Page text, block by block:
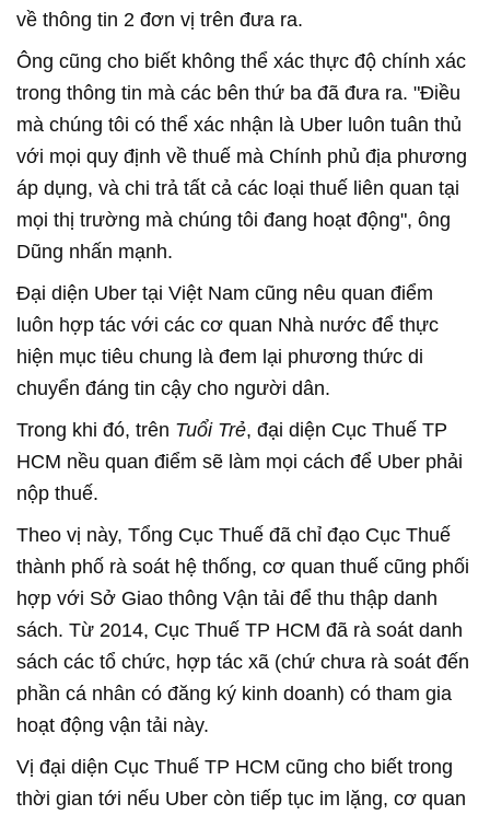
về thông tin 2 đơn vị trên đưa ra.
Ông cũng cho biết không thể xác thực độ chính xác
trong thông tin mà các bên thứ ba đã đưa ra. "Điều
mà chúng tôi có thể xác nhận là Uber luôn tuân thủ
với mọi quy định về thuế mà Chính phủ địa phương
áp dụng, và chi trả tất cả các loại thuế liên quan tại
mọi thị trường mà chúng tôi đang hoạt động", ông
Dũng nhấn mạnh.
Đại diện Uber tại Việt Nam cũng nêu quan điểm
luôn hợp tác với các cơ quan Nhà nước để thực
hiện mục tiêu chung là đem lại phương thức di
chuyển đáng tin cậy cho người dân.
Trong khi đó, trên Tuổi Trẻ, đại diện Cục Thuế TP
HCM nều quan điểm sẽ làm mọi cách để Uber phải
nộp thuế.
Theo vị này, Tổng Cục Thuế đã chỉ đạo Cục Thuế
thành phố rà soát hệ thống, cơ quan thuế cũng phối
hợp với Sở Giao thông Vận tải để thu thập danh
sách. Từ 2014, Cục Thuế TP HCM đã rà soát danh
sách các tổ chức, hợp tác xã (chứ chưa rà soát đến
phần cá nhân có đăng ký kinh doanh) có tham gia
hoạt động vận tải này.
Vị đại diện Cục Thuế TP HCM cũng cho biết trong
thời gian tới nếu Uber còn tiếp tục im lặng, cơ quan